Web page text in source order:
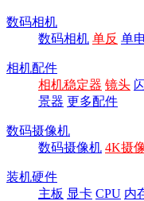
数码相机
数码相机 单反 单
相机配件
相机稳定器 镜头
景器 更多配件
数码摄像机
数码摄像机 4K摄
装机硬件
主板 显卡 CPU 内